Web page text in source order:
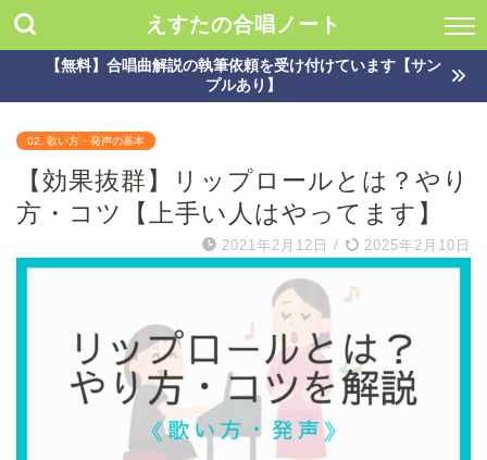
えすたの合唱ノート
【無料】合唱曲解説の執筆依頼を受け付けています【サン
プルあり】
02. 歌い方・発声の基本
【効果抜群】リップロールとは？やり
方・コツ【上手い人はやってます】
2021年2月12日 / 2025年2月10日